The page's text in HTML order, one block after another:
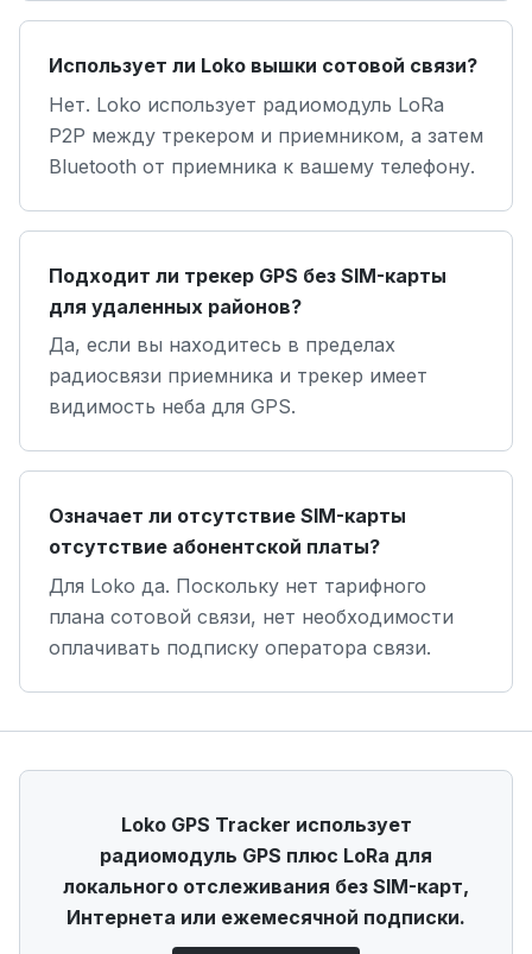
Использует ли Loko вышки сотовой связи?
Нет. Loko использует радиомодуль LoRa
P2P между трекером и приемником, а затем
Bluetooth от приемника к вашему телефону.
Подходит ли трекер GPS без SIM-карты
для удаленных районов?
Да, если вы находитесь в пределах
радиосвязи приемника и трекер имеет
видимость неба для GPS.
Означает ли отсутствие SIM-карты
отсутствие абонентской платы?
Для Loko да. Поскольку нет тарифного
плана сотовой связи, нет необходимости
оплачивать подписку оператора связи.
Loko GPS Tracker использует
радиомодуль GPS плюс LoRa для
локального отслеживания без SIM-карт,
Интернета или ежемесячной подписки.